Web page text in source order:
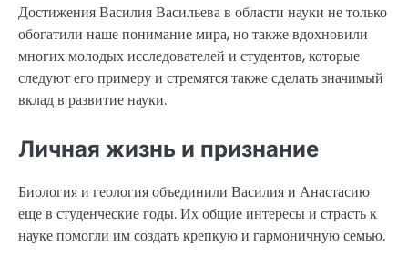
Достижения Василия Васильева в области науки не только
обогатили наше понимание мира, но также вдохновили
многих молодых исследователей и студентов, которые
следуют его примеру и стремятся также сделать значимый
вклад в развитие науки.
Личная жизнь и признание
Биология и геология объединили Василия и Анастасию
еще в студенческие годы. Их общие интересы и страсть к
науке помогли им создать крепкую и гармоничную семью.